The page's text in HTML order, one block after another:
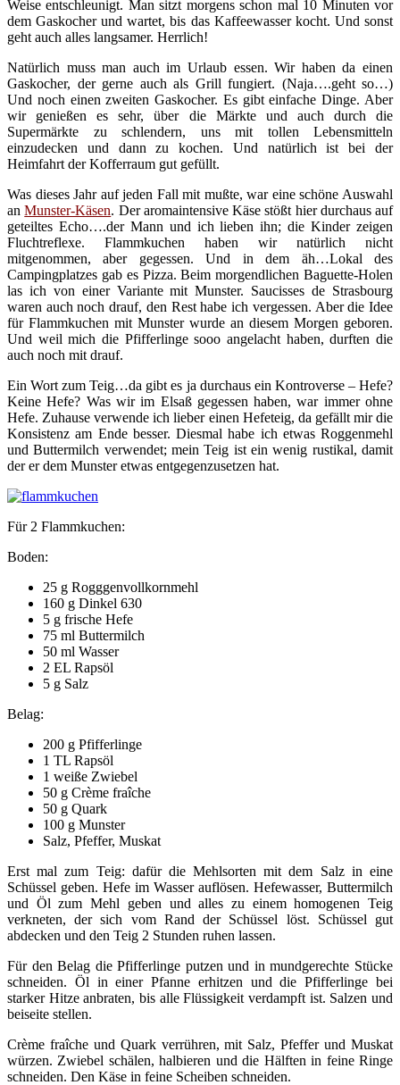
Weise entschleunigt. Man sitzt morgens schon mal 10 Minuten vor
dem Gaskocher und wartet, bis das Kaffeewasser kocht. Und sonst
geht auch alles langsamer. Herrlich!
Natürlich muss man auch im Urlaub essen. Wir haben da einen
Gaskocher, der gerne auch als Grill fungiert. (Naja….geht so…)
Und noch einen zweiten Gaskocher. Es gibt einfache Dinge. Aber
wir genießen es sehr, über die Märkte und auch durch die
Supermärkte zu schlendern, uns mit tollen Lebensmitteln
einzudecken und dann zu kochen. Und natürlich ist bei der
Heimfahrt der Kofferraum gut gefüllt.
Was dieses Jahr auf jeden Fall mit mußte, war eine schöne Auswahl
anMunster-Käsen. Der aromaintensive Käse stößt hier durchaus auf
geteiltes Echo….der Mann und ich lieben ihn; die Kinder zeigen
Fluchtreflexe. Flammkuchen haben wir natürlich nicht
mitgenommen, aber gegessen. Und in dem äh…Lokal des
Campingplatzes gab es Pizza. Beim morgendlichen Baguette-Holen
las ich von einer Variante mit Munster. Saucisses de Strasbourg
waren auch noch drauf, den Rest habe ich vergessen. Aber die Idee
für Flammkuchen mit Munster wurde an diesem Morgen geboren.
Und weil mich die Pfifferlinge sooo angelacht haben, durften die
auch noch mit drauf.
Ein Wort zum Teig…da gibt es ja durchaus ein Kontroverse – Hefe?
Keine Hefe? Was wir im Elsaß gegessen haben, war immer ohne
Hefe. Zuhause verwende ich lieber einen Hefeteig, da gefällt mir die
Konsistenz am Ende besser. Diesmal habe ich etwas Roggenmehl
und Buttermilch verwendet; mein Teig ist ein wenig rustikal, damit
der er dem Munster etwas entgegenzusetzen hat.
Für 2 Flammkuchen:
Boden:
25 g Rogggenvollkornmehl
160 g Dinkel 630
5 g frische Hefe
75 ml Buttermilch
50 ml Wasser
2 EL Rapsöl
5 g Salz
Belag:
200 g Pfifferlinge
1 TL Rapsöl
1 weiße Zwiebel
50 g Crème fraîche
50 g Quark
100 g Munster
Salz, Pfeffer, Muskat
Erst mal zum Teig: dafür die Mehlsorten mit dem Salz in eine
Schüssel geben. Hefe im Wasser auflösen. Hefewasser, Buttermilch
und Öl zum Mehl geben und alles zu einem homogenen Teig
verkneten, der sich vom Rand der Schüssel löst. Schüssel gut
abdecken und den Teig 2 Stunden ruhen lassen.
Für den Belag die Pfifferlinge putzen und in mundgerechte Stücke
schneiden. Öl in einer Pfanne erhitzen und die Pfifferlinge bei
starker Hitze anbraten, bis alle Flüssigkeit verdampft ist. Salzen und
beiseite stellen.
Crème fraîche und Quark verrühren, mit Salz, Pfeffer und Muskat
würzen. Zwiebel schälen, halbieren und die Hälften in feine Ringe
schneiden. Den Käse in feine Scheiben schneiden.